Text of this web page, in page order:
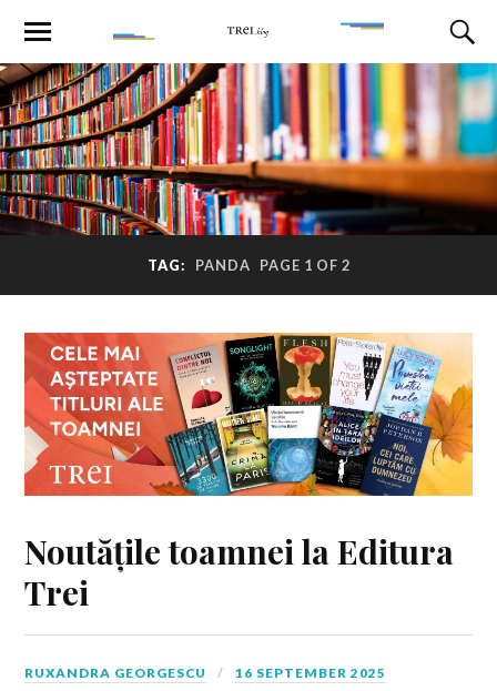
TAG: PANDA PAGE 1 OF 2
Noutățile toamnei la Editura
Trei
RUXANDRA GEORGESCU 16 SEPTEMBER 2025